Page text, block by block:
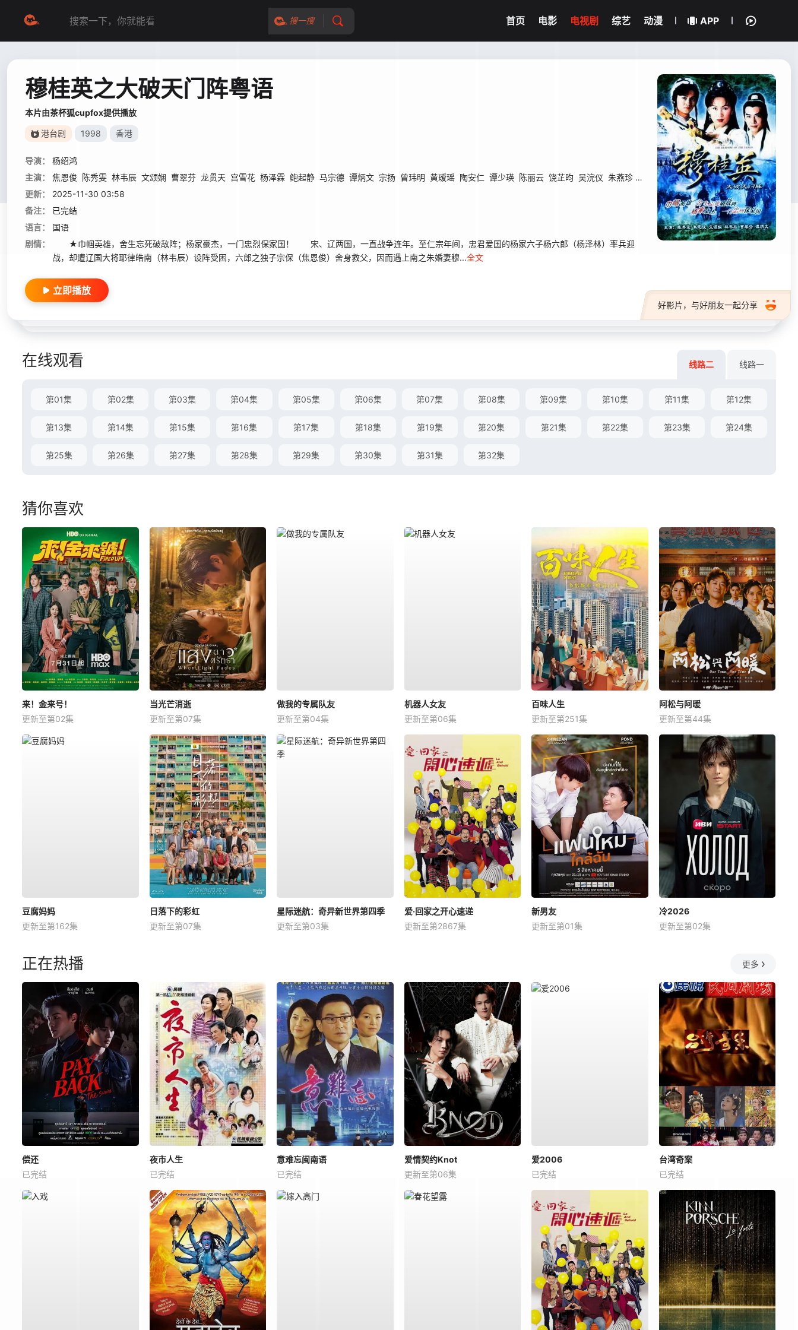
搜一搜 首页 电影 电视剧 综艺 动漫 APP
穆桂英之大破天门阵粤语
本片由茶杯狐cupfox提供播放
港台剧 1998 香港
导演：
杨绍鸿
主演：
焦恩俊 陈秀雯 林韦辰 文颂娴 曹翠芬 龙贯天 宫雪花 杨泽霖 鲍起静 马宗德 谭炳文 宗扬 曾玮明 黄瑷瑶 陶安仁 谭少瑛 陈丽云 饶芷昀 吴浣仪 朱燕珍 苏昶 司马华龙 郑恕峰 甘山 关键 冼灏英
更新：
2025-11-30 03:58
备注：
已完结
语言：
国语
剧情：
★巾帼英雄，舍生忘死破敌阵；杨家豪杰，一门忠烈保家国！ 宋、辽两国，一直战争连年。至仁宗年间，忠君爱国的杨家六子杨六郎（杨泽林）率兵迎
战，却遭辽国大将耶律皓南（林韦辰）设阵受困，六郎之独子宗保（焦恩俊）舍身救父，因而遇上南之朱婚妻穆...全文
好影片，与好朋友一起分享
立即播放
在线观看 线路二 线路一
第01集 第02集 第03集 第04集 第05集 第06集 第07集 第08集 第09集 第10集 第11集 第12集
第13集 第14集 第15集 第16集 第17集 第18集 第19集 第20集 第21集 第22集 第23集 第24集
第25集 第26集 第27集 第28集 第29集 第30集 第31集 第32集
猜你喜欢
来！金来号！
更新至第02集
当光芒消逝
更新至第07集
做我的专属队友
更新至第04集
机器人女友
更新至第06集
百味人生
更新至第251集
阿松与阿暖
更新至第44集
豆腐妈妈
更新至第162集
日落下的彩虹
更新至第07集
星际迷航：奇异新世界第四季
更新至第03集
爱·回家之开心速递
更新至第2867集
新男友
更新至第01集
冷2026
更新至第02集
正在热播 更多
偿还
已完结
夜市人生
已完结
意难忘闽南语
已完结
爱情契约Knot
更新至第06集
爱2006
已完结
台湾奇案
已完结